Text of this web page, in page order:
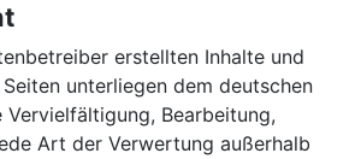
erstellten Inhalte und
unterliegen dem deutschen
Vervielfältigung, Bearbeitung,
Art der Verwertung außerhalb